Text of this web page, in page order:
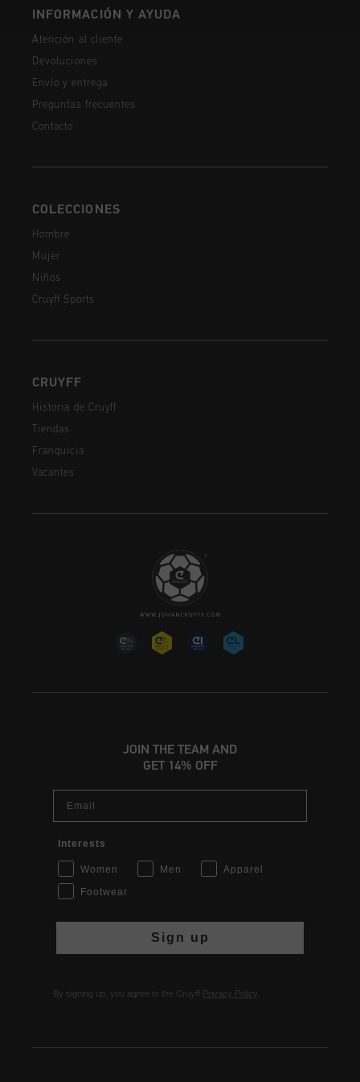
INFORMACIÓN Y AYUDA
Atención al cliente
Devoluciones
Envío y entrega
Preguntas frecuentes
Contacto
COLECCIONES
Hombre
Mujer
Niños
Cruyff Sports
CRUYFF
Historia de Cruyff
Tiendas
Franquicia
Vacantes
JOIN THE TEAM AND
GET 14% OFF
Interests
Women Men
Apparel
Footwear
Sign up
By signing up, you agree to the Cruyff Privacy Policy